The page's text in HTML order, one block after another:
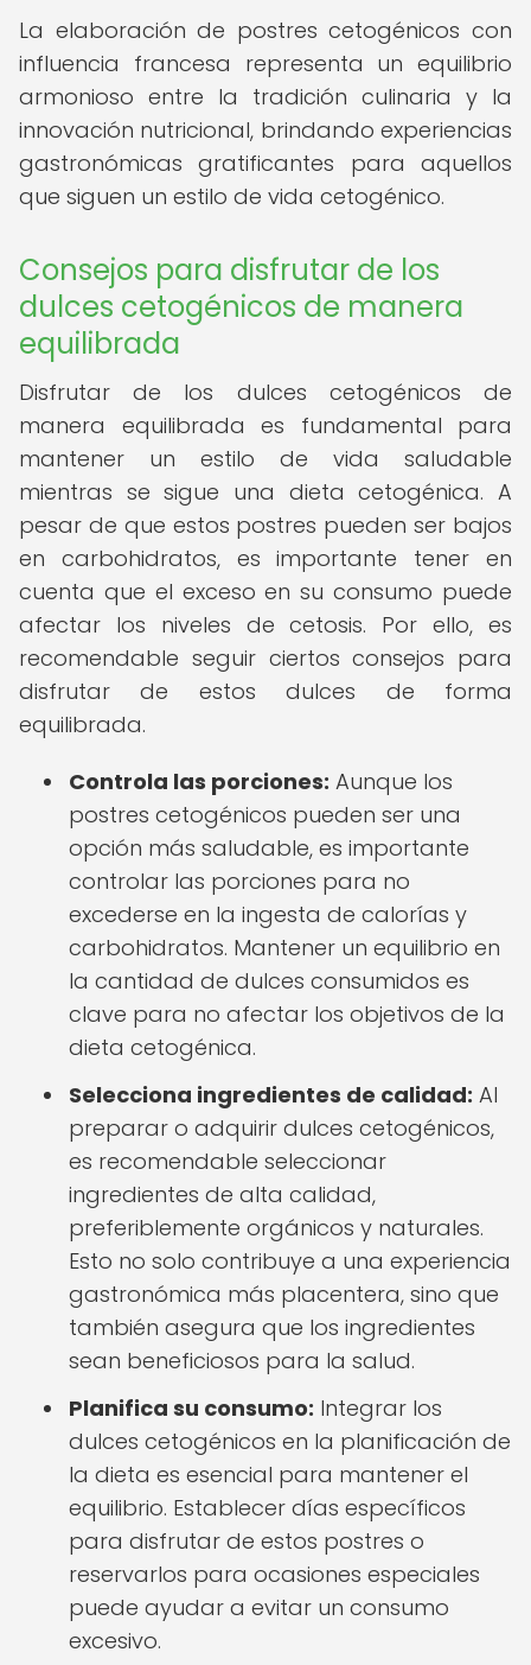
La elaboración de postres cetogénicos con
influencia francesa representa un equilibrio
armonioso entre la tradición culinaria y la
innovación nutricional, brindando experiencias
gastronómicas gratificantes para aquellos
que siguen un estilo de vida cetogénico.
Consejos para disfrutar de los
dulces cetogénicos de manera
equilibrada
Disfrutar de los dulces cetogénicos de
manera equilibrada es fundamental para
mantener un estilo de vida saludable
mientras se sigue una dieta cetogénica. A
pesar de que estos postres pueden ser bajos
en carbohidratos, es importante tener en
cuenta que el exceso en su consumo puede
afectar los niveles de cetosis. Por ello, es
recomendable seguir ciertos consejos para
disfrutar de estos dulces de forma
equilibrada.
Controla las porciones: Aunque los
postres cetogénicos pueden ser una
opción más saludable, es importante
controlar las porciones para no
excederse en la ingesta de calorías y
carbohidratos. Mantener un equilibrio en
la cantidad de dulces consumidos es
clave para no afectar los objetivos de la
dieta cetogénica.
Selecciona ingredientes de calidad: Al
preparar o adquirir dulces cetogénicos,
es recomendable seleccionar
ingredientes de alta calidad,
preferiblemente orgánicos y naturales.
Esto no solo contribuye a una experiencia
gastronómica más placentera, sino que
también asegura que los ingredientes
sean beneficiosos para la salud.
Planifica su consumo: Integrar los
dulces cetogénicos en la planificación de
la dieta es esencial para mantener el
equilibrio. Establecer días específicos
para disfrutar de estos postres o
reservarlos para ocasiones especiales
puede ayudar a evitar un consumo
excesivo.